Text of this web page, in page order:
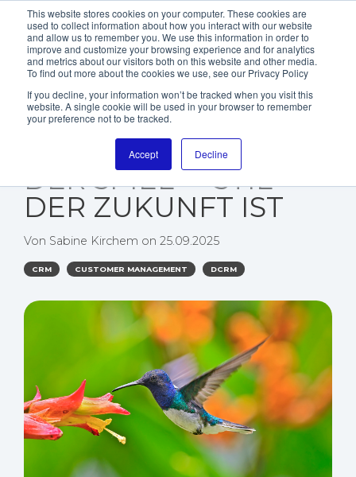
This website stores cookies on your computer. These cookies are
used to collect information about how you interact with our website
and allow us to remember you. We use this information in order to
improve and customize your browsing experience and for analytics
and metrics about our visitors both on this website and other media.
To find out more about the cookies we use, see our Privacy Policy
If you decline, your information won’t be tracked when you visit this
website. A single cookie will be used in your browser to remember
your preference not to be tracked.
Accept Decline
WARUM TRIGGER-
BASED MARKETING
DER SPIEL- STIL
DER ZUKUNFT IST
Von Sabine Kirchem on 25.09.2025
CRM CUSTOMER MANAGEMENT DCRM